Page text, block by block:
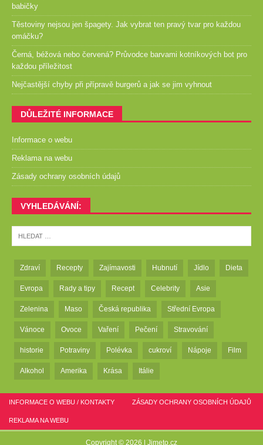
babičky
Těstoviny nejsou jen špagety. Jak vybrat ten pravý tvar pro každou
omáčku?
Černá, béžová nebo červená? Průvodce barvami kotníkových bot pro
každou příležitost
Nejčastější chyby při přípravě burgerů a jak se jim vyhnout
DŮLEŽITÉ INFORMACE
Informace o webu
Reklama na webu
Zásady ochrany osobních údajů
VYHLEDÁVÁNÍ:
Zdraví Recepty Zajímavosti Hubnutí Jídlo Dieta
Evropa Rady a tipy Recept Celebrity Asie
Zelenina Maso Česká republika Střední Evropa
Vánoce Ovoce Vaření Pečení Stravování
historie Potraviny Polévka cukroví Nápoje Film
Alkohol Amerika Krása Itálie
INFORMACE O WEBU / KONTAKTY ZÁSADY OCHRANY OSOBNÍCH ÚDAJŮ
REKLAMA NA WEBU
Copyright © 2026 | Jimeto.cz